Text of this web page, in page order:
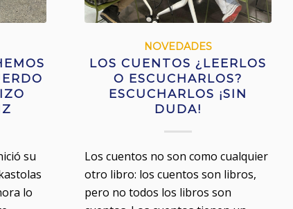
su
lo
NOVEDADES
LOS CUENTOS ¿LEERLOS
O ESCUCHARLOS?
ESCUCHARLOS ¡SIN
DUDA!
Los cuentos no son como cualquier
otro libro: los cuentos son libros,
pero no todos los libros son